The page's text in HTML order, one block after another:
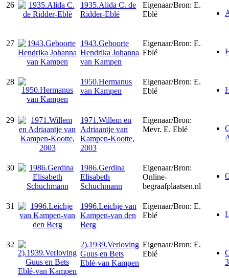
26
1935.Alida C. de
Ridder-Eblé
Eigenaar/Bron: E.
Eblé
27
1943.Geboorte
Hendrika Johanna
van Kampen
Eigenaar/Bron: E.
Eblé
28
1950.Hermanus
van Kampen
Eigenaar/Bron: E.
Eblé
29
1971.Willem en
Adriaantje van
Kampen-Kootte,
2003
Eigenaar/Bron:
Mevr. E. Eblé
30
1986.Gerdina
Elisabeth
Schuchmann
Eigenaar/Bron:
Online-
begraafplaatsen.nl
31
1996.Leichje van
Kampen-van den
Berg
Eigenaar/Bron: E.
Eblé
32
2).1939.Verloving
Guus en Bets
Eblé-van Kampen
Eigenaar/Bron: E.
Eblé